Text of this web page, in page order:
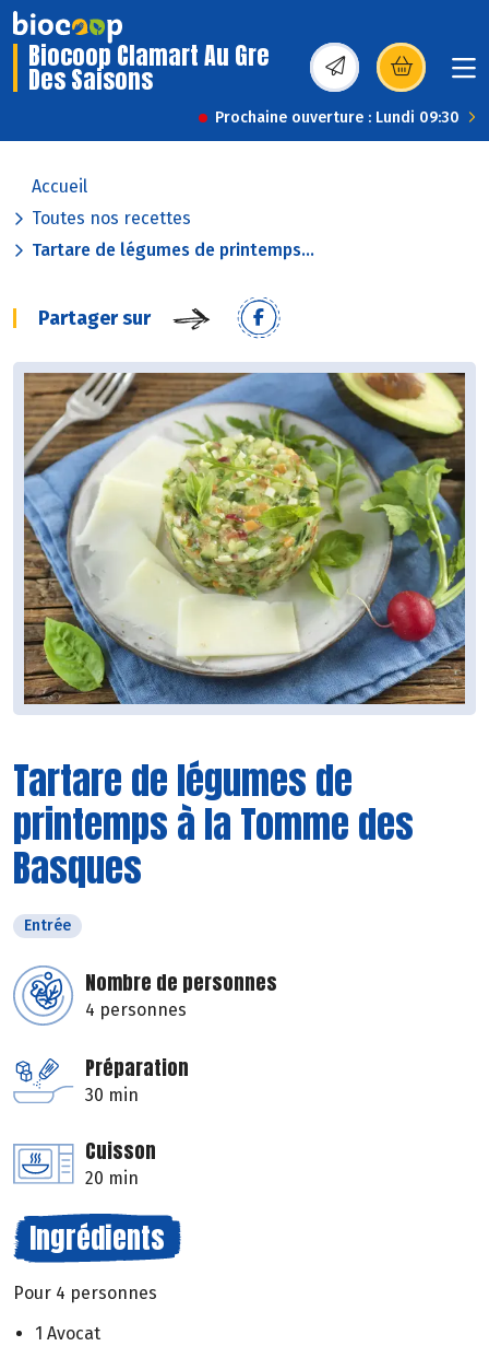
Biocoop Clamart Au Gre
Des Saisons (s’ouvre dans une
Prochaine ouverture : Lundi 09:30
Accueil
Toutes nos recettes
Tartare de légumes de printemps...
Partager sur
Tartare de légumes de
printemps à la Tomme des
Basques
Entrée
Nombre de personnes
4 personnes
Préparation
30 min
Cuisson
20 min
Ingrédients
Pour 4 personnes
1 Avocat